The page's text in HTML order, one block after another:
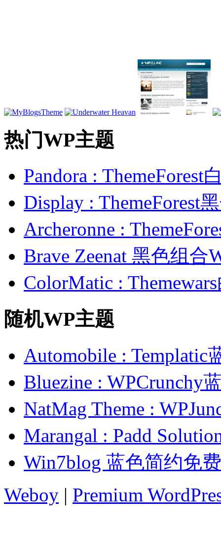
热门WP主题
Pandora : ThemeForest
Display : ThemeForest
Archeronne :
Brave Zeenat 黑色组合
ColorMatic :
随机WP主题
Automobile : Templatic
Bluezine : WPCrunchy
NatMag Theme :
Marangal : Padd
Win7blog 蓝色简约免
Weboy | Premium